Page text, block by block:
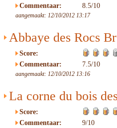
Commentaar:
8.5/10
aangemaakt: 12/10/2012 13:17
Abbaye des Rocs
Score:
Commentaar:
7.5/10
aangemaakt: 12/10/2012 13:16
La corne du bois
Score:
Commentaar:
9/10